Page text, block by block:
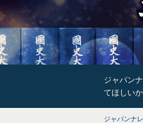
ジャパン
てほしい
ジャパンナ